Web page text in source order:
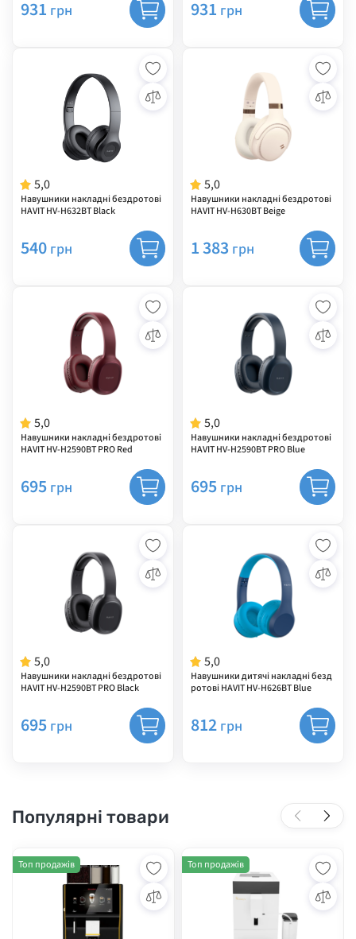
931 грн 931 грн
5,0
Навушники накладні бездротові
HAVIT HV-H632BT Black
540 грн
5,0
Навушники накладні бездротові
HAVIT HV-H630BT Beige
1 383 грн
5,0
Навушники накладні бездротові
HAVIT HV-H2590BT PRO Red
695 грн
5,0
Навушники накладні бездротові
HAVIT HV-H2590BT PRO Blue
695 грн
5,0
Навушники накладні бездротові
HAVIT HV-H2590BT PRO Black
695 грн
5,0
Навушники дитячі накладні безд
ротові HAVIT HV-H626BT Blue
812 грн
Популярні товари
Топ продажів Топ продажів